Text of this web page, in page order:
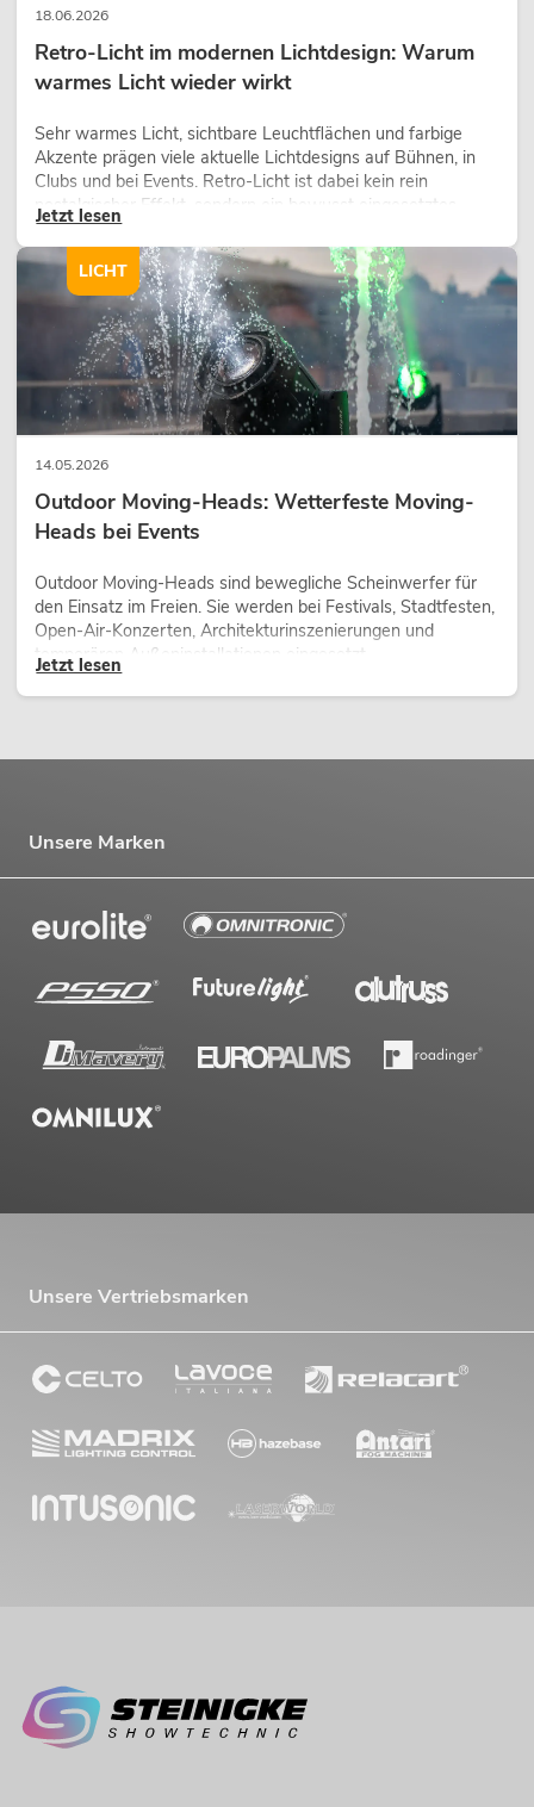
18.06.2026
Retro-Licht im modernen Lichtdesign: Warum
warmes Licht wieder wirkt
Sehr warmes Licht, sichtbare Leuchtflächen und farbige
Akzente prägen viele aktuelle Lichtdesigns auf Bühnen, in
Clubs und bei Events. Retro-Licht ist dabei kein rein
nostalgischer Effekt, sondern ein bewusst eingesetztes
Gestaltungsmittel: Es schafft Atmosphäre, gibt Szenen
Charakter und kann technische LED-Setups emotionaler
wirken lassen.
Jetzt lesen
14.05.2026
Outdoor Moving-Heads: Wetterfeste Moving-
Heads bei Events
Outdoor Moving-Heads sind bewegliche Scheinwerfer für
den Einsatz im Freien. Sie werden bei Festivals, Stadtfesten,
Open-Air-Konzerten, Architekturinszenierungen und
temporären Außeninstallationen eingesetzt.
Jetzt lesen
LICHT
Unsere Marken
Unsere Vertriebsmarken